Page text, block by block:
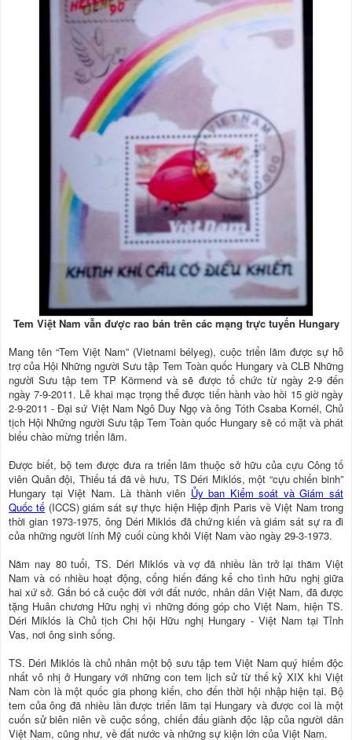
Tem Việt Nam vẫn được rao bán trên các mạng trực tuyến Hungary
Mang tên “Tem Việt Nam” (Vietnami bélyeg), cuộc triển lãm được sự hỗ
trợ của Hội Những người Sưu tập Tem Toàn quốc Hungary và CLB Những
người Sưu tập tem TP Körmend và sẽ được tổ chức từ ngày 2-9 đến
ngày 7-9-2011. Lễ khai mạc trọng thể được tiến hành vào hồi 15 giờ ngày
2-9-2011 - Ðại sứ Việt Nam Ngô Duy Ngọ và ông Tóth Csaba Kornél, Chủ
tịch Hội Những người Sưu tập Tem Toàn quốc Hungary sẽ có mặt và phát
biểu chào mừng triển lãm.
Ðược biết, bộ tem được đưa ra triển lãm thuộc sở hữu của cựu Công tố
viên Quân đội, Thiếu tá đã về hưu, TS Déri Miklós, một “cựu chiến binh”
Hungary tại Việt Nam. Là thành viên Ủy ban Kiểm soát và Giám sát
Quốc tế (ICCS) giám sát sự thực hiện Hiệp định Paris về Việt Nam trong
thời gian 1973-1975, ông Déri Miklós đã chứng kiến và giám sát sự ra đi
của những người lính Mỹ cuối cùng khỏi Việt Nam vào ngày 29-3-1973.
Năm nay 80 tuổi, TS. Déri Miklós và vợ đã nhiều lần trở lại thăm Việt
Nam và có nhiều hoạt động, cống hiến đáng kể cho tình hữu nghị giữa
hai xứ sở. Gắn bó cả cuộc đời với đất nước, nhân dân Việt Nam, đã được
tặng Huân chương Hữu nghị vì những đóng góp cho Việt Nam, hiện TS.
Déri Miklós là Chủ tịch Chi hội Hữu nghị Hungary - Việt Nam tại Tỉnh
Vas, nơi ông sinh sống.
TS. Déri Miklós là chủ nhân một bộ sưu tập tem Việt Nam quý hiếm độc
nhất vô nhị ở Hungary với những con tem lịch sử từ thế kỷ XIX khi Việt
Nam còn là một quốc gia phong kiến, cho đến thời hội nhập hiện tại. Bộ
tem của ông đã nhiều lần được triển lãm tại Hungary và được coi là một
cuốn sử biên niên về cuộc sống, chiến đấu giành độc lập của người dân
Việt Nam, cũng như, về đất nước và những sự kiện lớn của Việt Nam.